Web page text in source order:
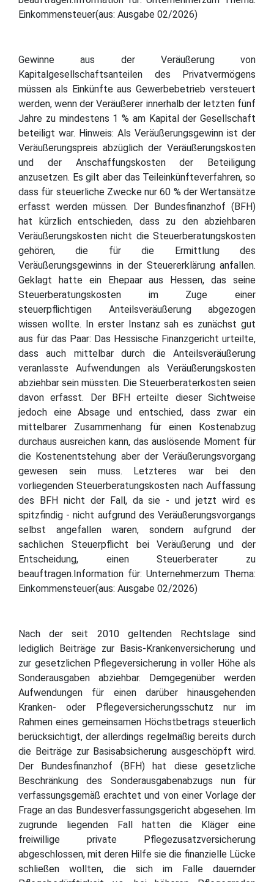
Einkommensteuer(aus: Ausgabe 02/2026)
Gewinne aus der Veräußerung von
Kapitalgesellschaftsanteilen des Privatvermögens
müssen als Einkünfte aus Gewerbebetrieb versteuert
werden, wenn der Veräußerer innerhalb der letzten fünf
Jahre zu mindestens 1 % am Kapital der Gesellschaft
beteiligt war. Hinweis: Als Veräußerungsgewinn ist der
Veräußerungspreis abzüglich der Veräußerungskosten
und der Anschaffungskosten der Beteiligung
anzusetzen. Es gilt aber das Teileinkünfteverfahren, so
dass für steuerliche Zwecke nur 60 % der Wertansätze
erfasst werden müssen. Der Bundesfinanzhof (BFH)
hat kürzlich entschieden, dass zu den abziehbaren
Veräußerungskosten nicht die Steuerberatungskosten
gehören, die für die Ermittlung des
Veräußerungsgewinns in der Steuererklärung anfallen.
Geklagt hatte ein Ehepaar aus Hessen, das seine
Steuerberatungskosten im Zuge einer
steuerpflichtigen Anteilsveräußerung abgezogen
wissen wollte. In erster Instanz sah es zunächst gut
aus für das Paar: Das Hessische Finanzgericht urteilte,
dass auch mittelbar durch die Anteilsveräußerung
veranlasste Aufwendungen als Veräußerungskosten
abziehbar sein müssten. Die Steuerberaterkosten seien
davon erfasst. Der BFH erteilte dieser Sichtweise
jedoch eine Absage und entschied, dass zwar ein
mittelbarer Zusammenhang für einen Kostenabzug
durchaus ausreichen kann, das auslösende Moment für
die Kostenentstehung aber der Veräußerungsvorgang
gewesen sein muss. Letzteres war bei den
vorliegenden Steuerberatungskosten nach Auffassung
des BFH nicht der Fall, da sie - und jetzt wird es
spitzfindig - nicht aufgrund des Veräußerungsvorgangs
selbst angefallen waren, sondern aufgrund der
sachlichen Steuerpflicht bei Veräußerung und der
Entscheidung, einen Steuerberater zu
beauftragen.Information für: Unternehmerzum Thema:
Einkommensteuer(aus: Ausgabe 02/2026)
Nach der seit 2010 geltenden Rechtslage sind
lediglich Beiträge zur Basis-Krankenversicherung und
zur gesetzlichen Pflegeversicherung in voller Höhe als
Sonderausgaben abziehbar. Demgegenüber werden
Aufwendungen für einen darüber hinausgehenden
Kranken- oder Pflegeversicherungsschutz nur im
Rahmen eines gemeinsamen Höchstbetrags steuerlich
berücksichtigt, der allerdings regelmäßig bereits durch
die Beiträge zur Basisabsicherung ausgeschöpft wird.
Der Bundesfinanzhof (BFH) hat diese gesetzliche
Beschränkung des Sonderausgabenabzugs nun für
verfassungsgemäß erachtet und von einer Vorlage der
Frage an das Bundesverfassungsgericht abgesehen. Im
zugrunde liegenden Fall hatten die Kläger eine
freiwillige private Pflegezusatzversicherung
abgeschlossen, mit deren Hilfe sie die finanzielle Lücke
schließen wollten, die sich im Falle dauernder